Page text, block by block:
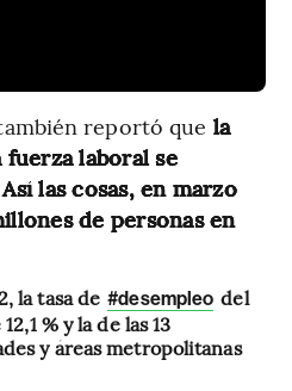
reportó que la
laboral se
las cosas, en marzo
de personas en
la tasa de #desempleo del
% y la de las 13
y áreas metropolitanas